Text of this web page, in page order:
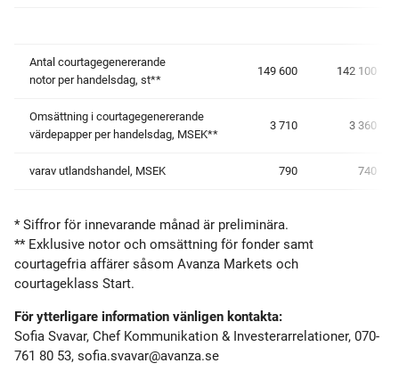
Antal courtagegenererande
notor per handelsdag, st**
149 600 142 100
Omsättning i courtagegenererande
värdepapper per handelsdag, MSEK**
3 710 3 360
varav utlandshandel, MSEK 790 740
* Siffror för innevarande månad är preliminära.
** Exklusive notor och omsättning för fonder samt
courtagefria affärer såsom Avanza Markets och
courtageklass Start.
För ytterligare information vänligen kontakta:
Sofia Svavar, Chef Kommunikation & Investerarrelationer, 070-
761 80 53, sofia.svavar@avanza.se